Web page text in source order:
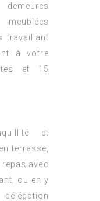
travaillant
à votre
et 15
et
terrasse,
avec
ou en y